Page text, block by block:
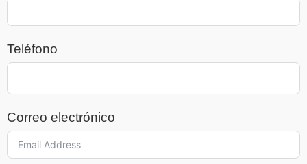
Teléfono
Correo electrónico